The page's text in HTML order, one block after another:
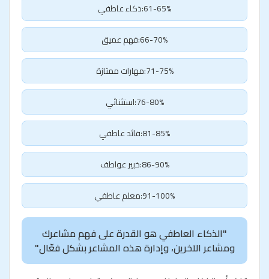
61-65%:ذكاء عاطفي
66-70%:فهم عميق
71-75%:مهارات ممتازة
76-80%:استثنائي
81-85%:قائد عاطفي
86-90%:خبير عواطف
91-100%:معلم عاطفي
"الذكاء العاطفي هو القدرة على فهم مشاعرك
ومشاعر الآخرين، وإدارة هذه المشاعر بشكل فعّال"